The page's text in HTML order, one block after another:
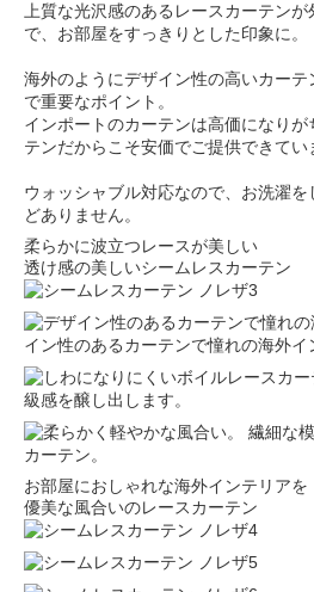
上質な光沢感のあるレースカーテン
で、お部屋をすっきりとした印象に。
海外のようにデザイン性の高いカー
で重要なポイント。
インポートのカーテンは高価になり
テンだからこそ安価でご提供できてい
ウォッシャブル対応なので、お洗濯
どありません。
柔らかに波立つレースが美しい
透け感の美しいシームレスカーテン
イン性のあるカーテンで憧れの海外イ
級感を醸し出します。
繊細な
カーテン。
お部屋におしゃれな海外インテリアを
優美な風合いのレースカーテン